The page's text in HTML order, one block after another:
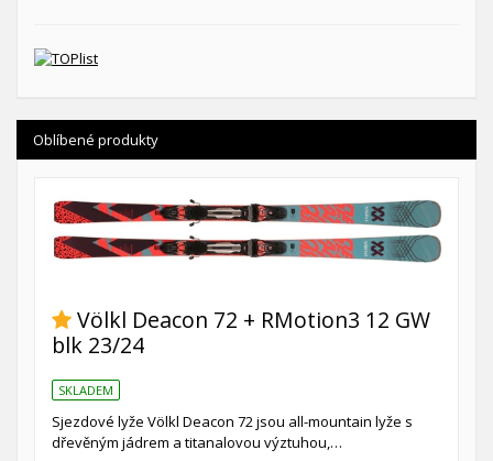
Oblíbené produkty
Völkl Deacon 72 + RMotion3 12 GW
blk 23/24
SKLADEM
Sjezdové lyže Völkl Deacon 72 jsou all-mountain lyže s
dřevěným jádrem a titanalovou výztuhou,…